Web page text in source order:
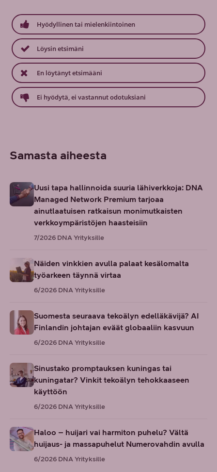
Hyödyllinen tai mielenkiintoinen
Löysin etsimäni
En löytänyt etsimääni
Ei hyödytä, ei vastannut odotuksiani
Samasta aiheesta
Uusi tapa hallinnoida suuria lähiverkkoja: DNA
Managed Network Premium tarjoaa
ainutlaatuisen ratkaisun monimutkaisten
verkkoympäristöjen haasteisiin
7/2026 DNA Yrityksille
Näiden vinkkien avulla palaat kesälomalta
työarkeen täynnä virtaa
6/2026 DNA Yrityksille
Suomesta seuraava tekoälyn edelläkävijä? AI
Finlandin johtajan eväät globaaliin kasvuun
6/2026 DNA Yrityksille
Sinustako promptauksen kuningas tai
kuningatar? Vinkit tekoälyn tehokkaaseen
käyttöön
6/2026 DNA Yrityksille
Haloo – huijari vai harmiton puhelu? Vältä
huijaus- ja massapuhelut Numerovahdin avulla
6/2026 DNA Yrityksille